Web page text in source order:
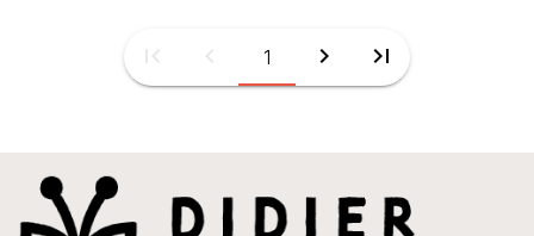
1 chevron_right last_page